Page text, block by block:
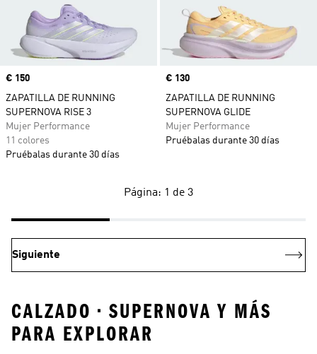
Precio
€ 150
ZAPATILLA DE RUNNING
SUPERNOVA RISE 3
Mujer Performance
11 colores
Pruébalas durante 30 días
Precio
€ 130
ZAPATILLA DE RUNNING
SUPERNOVA GLIDE
Mujer Performance
Pruébalas durante 30 días
Página: 1 de 3
Siguiente
CALZADO • SUPERNOVA Y MÁS
PARA EXPLORAR